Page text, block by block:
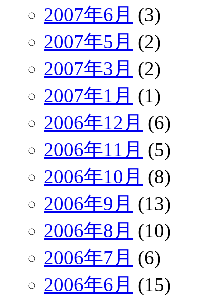
2007年6月 (3)
2007年5月 (2)
2007年3月 (2)
2007年1月 (1)
2006年12月 (6)
2006年11月 (5)
2006年10月 (8)
2006年9月 (13)
2006年8月 (10)
2006年7月 (6)
2006年6月 (15)